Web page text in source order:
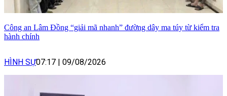
Công an Lâm Đồng “giải mã nhanh” đường dây ma túy từ kiểm tra
hành chính
HÌNH SỰ07:17 09/08/2026